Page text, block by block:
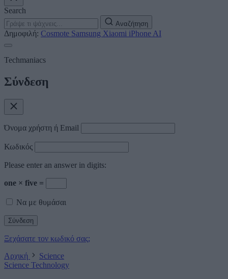
Search
Αναζήτηση
Δημοφιλή: Cosmote Samsung Xiaomi iPhone AI
Techmaniacs
Σύνδεση
Όνομα χρήστη ή Email
Κωδικός
Please enter an answer in digits:
one × five =
Να με θυμάσαι
Ξεχάσατε τον κωδικό σας;
Αρχική
Science
Science Technology